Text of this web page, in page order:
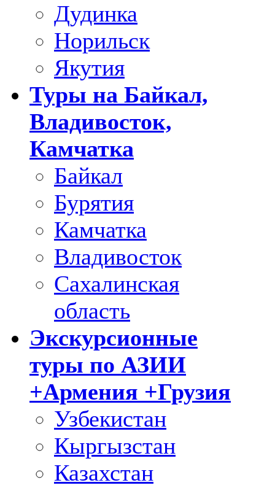
Дудинка
Норильск
Якутия
Туры на Байкал,
Владивосток,
Камчатка
Байкал
Бурятия
Камчатка
Владивосток
Сахалинская
область
Экскурсионные
туры по АЗИИ
+Армения +Грузия
Узбекистан
Кыргызстан
Казахстан